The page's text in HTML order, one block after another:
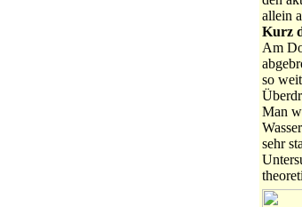
allein
Kurz
Am
so
Man
sehr